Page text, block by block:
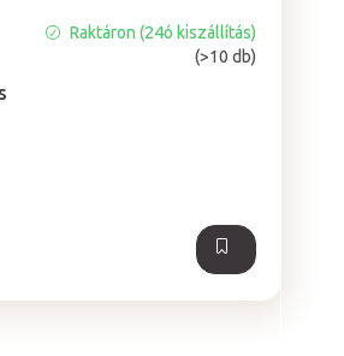
Raktáron (24ó kiszállítás)
(>10 db)